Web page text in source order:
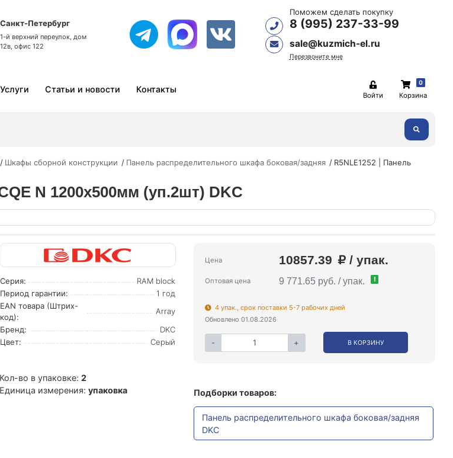
Санкт-Петербург
1-й верхний переулок, дом
12в, офис 122
Поможем сделать покупку
8 (995) 237-33-99
sale@kuzmich-el.ru
Перезвоните мне
Услуги Статьи и новости Контакты
Войти
0
Корзина
Шкафы сборной конструкции Панель распределительного шкафа боковая/задняя
R5NLE1252 | Панель
N 1200х500мм (уп.2шт) DKC
Серия:
RAM block
Период гарантии:
1 год
EAN товара (Штрих-
код):
Array
Бренд:
DKC
Цвет:
Серый
Кол-во в упаковке: 2
Единица измерения: упаковка
Цена 10857.39 / упак.
Оптовая цена 9 771.65 руб. / упак. !
4 упак., срок поставки 5-7 рабочих дней
Обновлено 01.08.2026
- + В КОРЗИНУ
Подборки товаров:
Панель распределительного шкафа боковая/задняя
DKC